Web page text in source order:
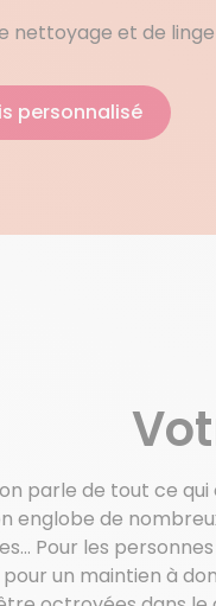
nettoyage et de
personnalisé
parle de tout ce
englobe de
Pour les
un maintien à